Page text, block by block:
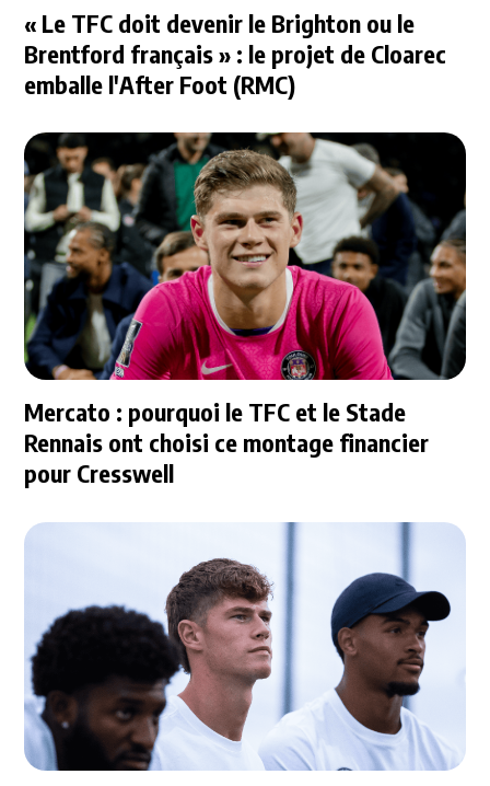
« Le TFC doit devenir le Brighton ou le
Brentford français » : le projet de Cloarec
emballe l'After Foot (RMC)
Mercato : pourquoi le TFC et le Stade
Rennais ont choisi ce montage financier
pour Cresswell